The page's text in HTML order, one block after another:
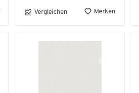
Vergleichen Merken